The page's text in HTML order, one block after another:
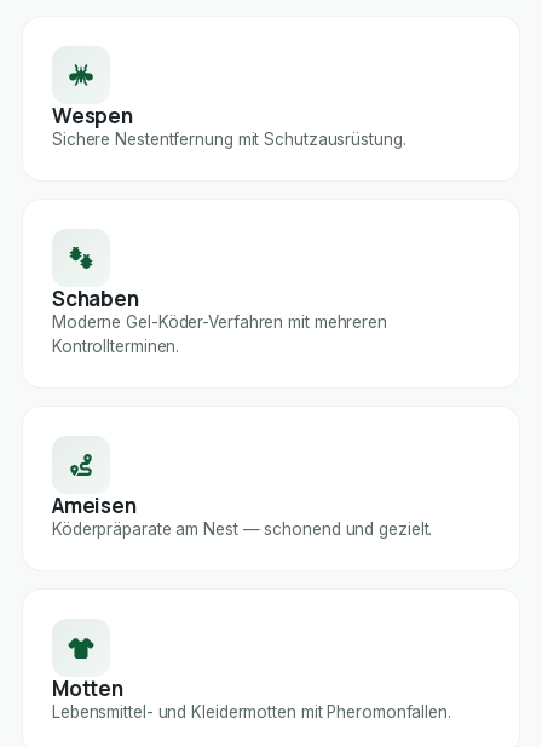
Wespen
Sichere Nestentfernung mit Schutzausrüstung.
Schaben
Moderne Gel-Köder-Verfahren mit mehreren
Kontrollterminen.
Ameisen
Köderpräparate am Nest — schonend und gezielt.
Motten
Lebensmittel- und Kleidermotten mit Pheromonfallen.